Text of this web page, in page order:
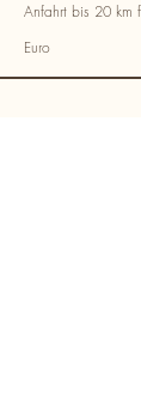
Anfahrt bis 20 km
Euro